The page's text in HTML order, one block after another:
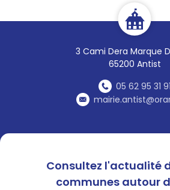
3 Cami Dera Marque
65200 Antist
05 62 95 31 91
Consultez l'actualité
communes autour